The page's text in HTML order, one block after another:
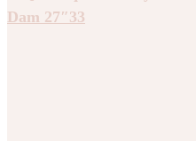
Dam 27″33